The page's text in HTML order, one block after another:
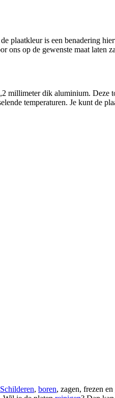
plaatkleur is een benadering
ons op de gewenste maat laten
millimeter dik aluminium. Deze
temperaturen. Je kunt de
Schilderen, boren, zagen, frezen en